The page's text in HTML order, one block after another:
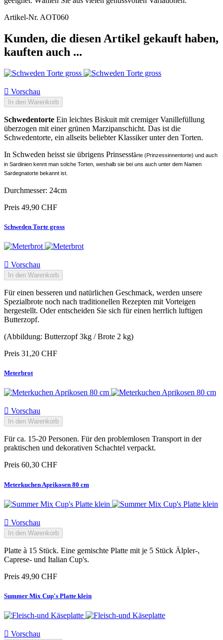
Artikel-Nr. AOT060
Kunden, die diesen Artikel gekauft haben,
kauften auch ...
 Vorschau
In den Warenkorb
Schwedentorte Ein leichtes Biskuit mit cremiger Vanillefüllung
überzogen mit einer grünen Marzipanschicht. Das ist die
Schwedentorte, ein allseits beliebter Klassiker unter den Torten.
In Schweden heisst sie übrigens Prinsesstårte (Prinzessinnentorte) und auch
in Sardinien kennt man solche Torten, weshalb sie bei uns auch unter dem Namen
Sardegnatorte bekannt ist.
Durchmesser: 24cm
Preis 49,90 CHF
Schweden Torte gross
 Vorschau
In den Warenkorb
Für einen besseren und natürlichen Geschmack, werden unsere
Spezialbrote noch nach traditionellen Rezepten mit Vorteigen
hergestellt. Oder entscheiden Sie sich für einen herrlich luftigen
Butterzopf.
(Abbildung: Butterzopf 3kg / Brote 2 kg)
Preis 31,20 CHF
Meterbrot
 Vorschau
In den Warenkorb
Für ca. 15-20 Personen. Für den problemlosen Transport in der
praktischen und dekorativen Schachtel verpackt.
Preis 60,30 CHF
Meterkuchen Aprikosen 80 cm
 Vorschau
In den Warenkorb
Platte à 15 Stück. Eine gemischte Platte mit je 5 Stück Älpler-,
Caprese- und Italian Cup's.
Preis 49,90 CHF
Summer Mix Cup's Platte klein
 Vorschau